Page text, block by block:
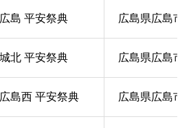
島 平安祭典 広島県広島市
北 平安祭典 広島県広島市
島西 平安祭典 広島県広島市